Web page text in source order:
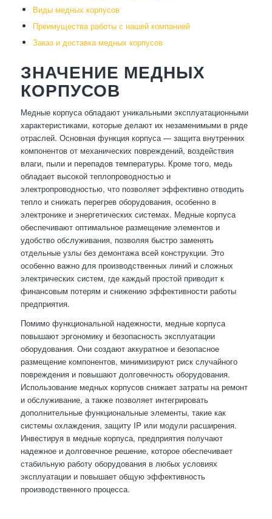
Виды медных корпусов
Преимущества работы с нашей компанией
Заказ и доставка медных корпусов
ЗНАЧЕНИЕ МЕДНЫХ
КОРПУСОВ
Медные корпуса обладают уникальными эксплуатационными
характеристиками, которые делают их незаменимыми в ряде
отраслей. Основная функция корпуса — защита внутренних
компонентов от механических повреждений, воздействия
влаги, пыли и перепадов температуры. Кроме того, медь
обладает высокой теплопроводностью и
электропроводностью, что позволяет эффективно отводить
тепло и снижать перегрев оборудования, особенно в
электронике и энергетических системах. Медные корпуса
обеспечивают оптимальное размещение элементов и
удобство обслуживания, позволяя быстро заменять
отдельные узлы без демонтажа всей конструкции. Это
особенно важно для производственных линий и сложных
электрических систем, где каждый простой приводит к
финансовым потерям и снижению эффективности работы
предприятия.
Помимо функциональной надежности, медные корпуса
повышают эргономику и безопасность эксплуатации
оборудования. Они создают аккуратное и безопасное
размещение компонентов, минимизируют риск случайного
повреждения и повышают долговечность оборудования.
Использование медных корпусов снижает затраты на ремонт
и обслуживание, а также позволяет интегрировать
дополнительные функциональные элементы, такие как
системы охлаждения, защиту IP или модули расширения.
Инвестируя в медные корпуса, предприятия получают
надежное и долговечное решение, которое обеспечивает
стабильную работу оборудования в любых условиях
эксплуатации и повышает общую эффективность
производственного процесса.